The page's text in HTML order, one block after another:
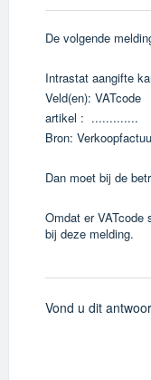
De volgende
Intrastat aangifte
Veld(en): VATcode
artikel : .............
Bron:
Dan moet bij de
Omdat er
bij deze melding.
Vond u dit